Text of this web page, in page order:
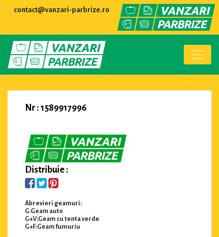
contact@vanzari-parbrize.ro
Nr : 1589917996
Distribuie :
Abrevieri geamuri:
G:Geam auto
G+V:Geam cu tenta verde
G+F:Geam fumuriu